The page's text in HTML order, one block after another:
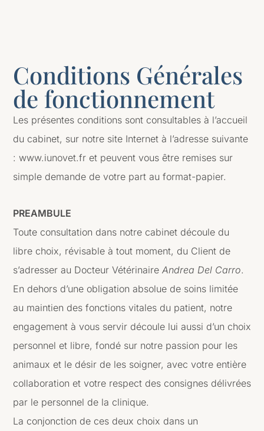
Conditions Générales
de fonctionnement
Les présentes conditions sont consultables à l’accueil
du cabinet, sur notre site Internet à l’adresse suivante
: www.iunovet.fr et peuvent vous être remises sur
simple demande de votre part au format-papier.
PREAMBULE
Toute consultation dans notre cabinet découle du
libre choix, révisable à tout moment, du Client de
s’adresser au Docteur Vétérinaire Andrea Del Carro.
En dehors d’une obligation absolue de soins limitée
au maintien des fonctions vitales du patient, notre
engagement à vous servir découle lui aussi d’un choix
personnel et libre, fondé sur notre passion pour les
animaux et le désir de les soigner, avec votre entière
collaboration et votre respect des consignes délivrées
par le personnel de la clinique.
La conjonction de ces deux choix dans un